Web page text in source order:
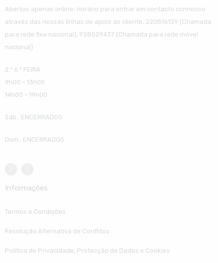
Abertos apenas online: Horário para entrar em contacto connosco
através das nossas linhas de apoio ao cliente, 220816139 (Chamada
para rede fixa nacional), 928029437 (Chamada para rede móvel
nacional)
2.ª 6.ª FEIRA
9h00 – 13h00
14h00 – 19h00
Sáb.: ENCERRADOS
Dom.: ENCERRADOS
Informações
Termos e Condições
Resolução Alternativa de Conflitos
Política de Privacidade, Protecção de Dados e Cookies